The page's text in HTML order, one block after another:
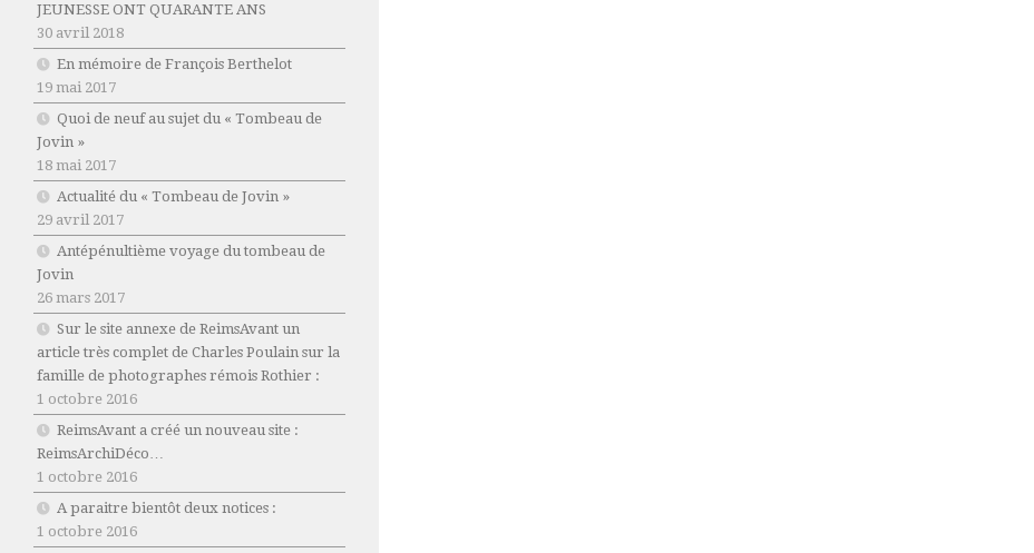
JEUNESSE ONT QUARANTE ANS
30 avril 2018
En mémoire de François Berthelot
19 mai 2017
Quoi de neuf au sujet du « Tombeau de
Jovin »
18 mai 2017
Actualité du « Tombeau de Jovin »
29 avril 2017
Antépénultième voyage du tombeau de
Jovin
26 mars 2017
Sur le site annexe de ReimsAvant un
article très complet de Charles Poulain sur la
famille de photographes rémois Rothier :
1 octobre 2016
ReimsAvant a créé un nouveau site :
ReimsArchiDéco…
1 octobre 2016
A paraitre bientôt deux notices :
1 octobre 2016